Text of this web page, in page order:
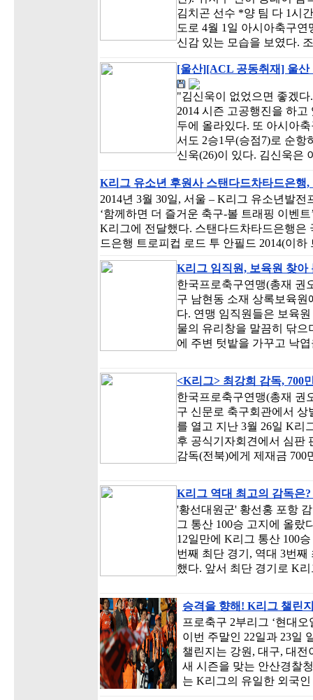
김치곤 선수 *양 팀 다 1시
도로 4월 1일 아시아축구
신감 있는 모습을 보였다.
[울산][ACL 공동취재] 울
"김신욱이 없었으면 좋겠
2014 시즌 고공행진을 하
두에 올라있다. 또 아시아
서도 2승1무(승점7)로 순항
신욱(26)이 있다. 김신욱은
K리그 유소년 후원사 스탠다드차타드은
2014년 3월 30일, 서울 – K리그 유소년발
‘함께하면 더 즐거운 축구-볼 트래핑 이벤
K리그에 전달했다. 스탠다드차타드은행은
드은행 트로피컵 로드 투 안필드 2014(이
K리그 임직원, 보육원 찾
한국프로축구연맹(총재 권
구 남현동 소재 상록보육
다. 연맹 임직원들은 보육
물의 유리창을 말끔히 닦
에 주변 텃밭을 가꾸고 낙
<K리그> 최강희 감독, 700
한국프로축구연맹(총재 권
구 신문로 축구회관에서
를 열고 지난 3월 26일 K리
후 공식기자회견에서 심판
감독(전북)에게 제재금
K리그 역대 최고의 감독은?
'황선대원군' 황선홍 포항
그 통산 100승 고지에 올랐
12일만에 K리그 통산 100
번째 최단 경기, 역대 3번
했다. 앞서 최단 경기로 K
승격을 향해! K리그 챌린
프로축구 2부리그 ‘현대
이번 주말인 22일과 23일
챌린지는 강원, 대구, 대
새 시즌을 맞는 안산경찰
는 K리그의 유일한 외국